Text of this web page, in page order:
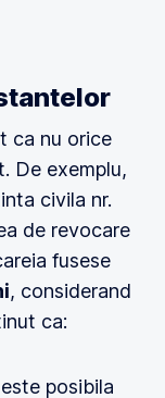
ca nu orice
De exemplu,
civila nr.
de revocare
fusese
, considerand
ca:
posibila